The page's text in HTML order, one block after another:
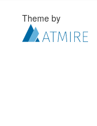
Theme by